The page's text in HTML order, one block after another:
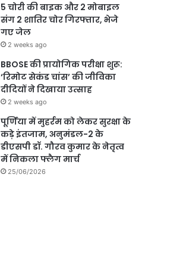
5 चोरी की बाइक और 2 मोबाइल
संग 2 शातिर चोर गिरफ्तार, भेजे
गए जेल
2 weeks ago
BBOSE की प्रायोगिक परीक्षा शुरू:
‘रिमोट सेकंड चांस’ की जीविका
दीदियों ने दिखाया उत्साह
2 weeks ago
पूर्णिया में मुहर्रम को लेकर सुरक्षा के
कड़े इंतजाम, अनुमंडल-2 के
डीएसपी डॉ. गौरव कुमार के नेतृत्व
में निकला फ्लैग मार्च
25/06/2026